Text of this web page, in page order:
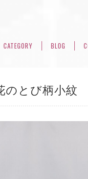
CATEGORY BLOG
のとび柄小紋